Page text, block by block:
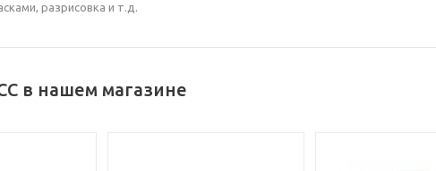
разрисовка и т.д.
в нашем магазине